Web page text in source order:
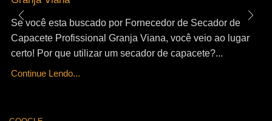
Se você esta buscado por Fornecedor de Secador de
Capacete Profissional Granja Viana, você veio ao lugar
certo! Por que utilizar um secador de capacete?...
Continue Lendo...